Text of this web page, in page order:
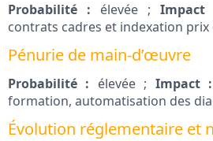
Probabilité : élevée ; Impact
contrats cadres et indexation prix
Pénurie de main-d’œuvre
Probabilité : élevée ; Impact :
formation, automatisation des
Évolution réglementaire et